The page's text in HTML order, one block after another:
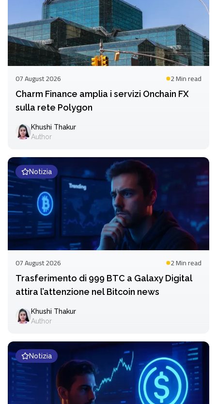
07 August 2026 2 Minread
Charm Finance amplia i servizi Onchain FX
sulla rete Polygon
Khushi Thakur
Author
Notizia
07 August 2026 2 Minread
Trasferimento di 999 BTC a Galaxy Digital
attira l’attenzione nel Bitcoin news
Khushi Thakur
Author
Notizia